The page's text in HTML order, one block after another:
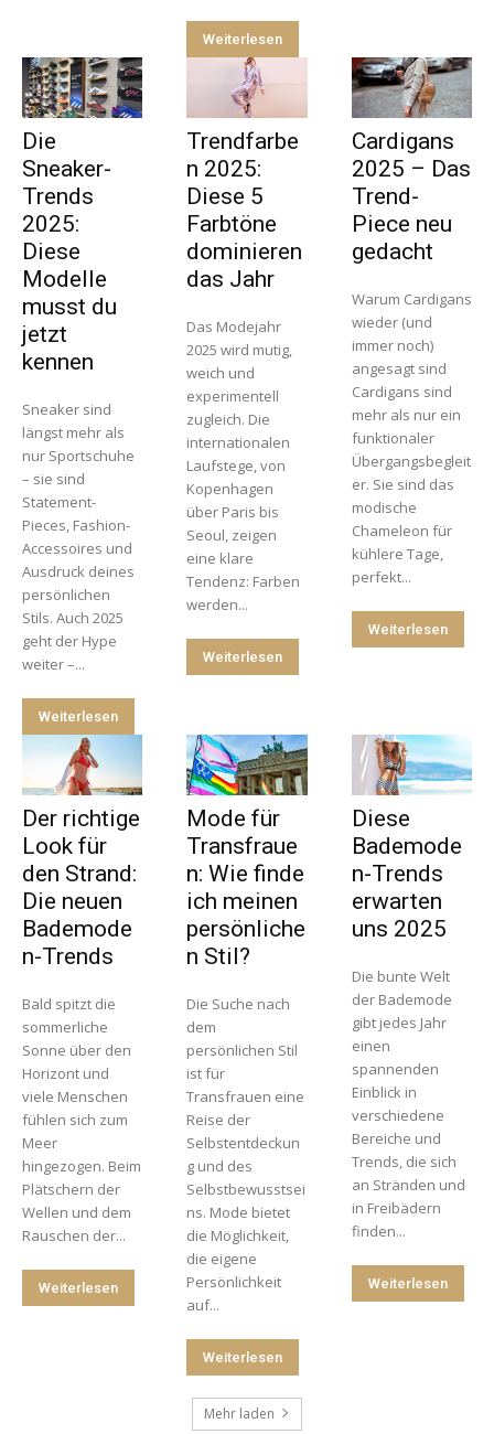
Weiterlesen
Die
Sneaker-
Trends
2025:
Diese
Modelle
musst du
jetzt
kennen
Sneaker sind
längst mehr als
nur Sportschuhe
– sie sind
Statement-
Pieces, Fashion-
Accessoires und
Ausdruck deines
persönlichen
Stils. Auch 2025
geht der Hype
weiter –...
Weiterlesen
Trendfarbe
n 2025:
Diese 5
Farbtöne
dominieren
das Jahr
Das Modejahr
2025 wird mutig,
weich und
experimentell
zugleich. Die
internationalen
Laufstege, von
Kopenhagen
über Paris bis
Seoul, zeigen
eine klare
Tendenz: Farben
werden...
Weiterlesen
Cardigans
2025 – Das
Trend-
Piece neu
gedacht
Warum Cardigans
wieder (und
immer noch)
angesagt sind
Cardigans sind
mehr als nur ein
funktionaler
Übergangsbegleit
er. Sie sind das
modische
Chameleon für
kühlere Tage,
perfekt...
Weiterlesen
Der richtige
Look für
den Strand:
Die neuen
Bademode
n-Trends
Bald spitzt die
sommerliche
Sonne über den
Horizont und
viele Menschen
fühlen sich zum
Meer
hingezogen. Beim
Plätschern der
Wellen und dem
Rauschen der...
Weiterlesen
Mode für
Transfraue
n: Wie finde
ich meinen
persönliche
n Stil?
Die Suche nach
dem
persönlichen Stil
ist für
Transfrauen eine
Reise der
Selbstentdeckun
g und des
Selbstbewusstsei
ns. Mode bietet
die Möglichkeit,
die eigene
Persönlichkeit
auf...
Weiterlesen
Diese
Bademode
n-Trends
erwarten
uns 2025
Die bunte Welt
der Bademode
gibt jedes Jahr
einen
spannenden
Einblick in
verschiedene
Bereiche und
Trends, die sich
an Stränden und
in Freibädern
finden...
Weiterlesen
Mehr laden